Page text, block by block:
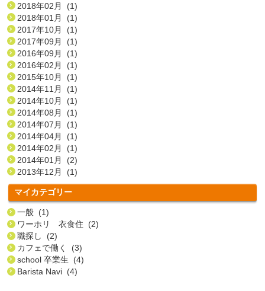
2018年02月 (1)
2018年01月 (1)
2017年10月 (1)
2017年09月 (1)
2016年09月 (1)
2016年02月 (1)
2015年10月 (1)
2014年11月 (1)
2014年10月 (1)
2014年08月 (1)
2014年07月 (1)
2014年04月 (1)
2014年02月 (1)
2014年01月 (2)
2013年12月 (1)
マイカテゴリー
一般 (1)
ワーホリ 衣食住 (2)
職探し (2)
カフェで働く (3)
school 卒業生 (4)
Barista Navi (4)